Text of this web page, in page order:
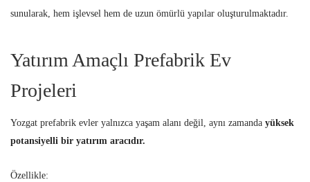
sunularak, hem işlevsel hem de uzun ömürlü yapılar oluşturulmaktadır.
Yatırım Amaçlı Prefabrik Ev
Projeleri
Yozgat prefabrik evler yalnızca yaşam alanı değil, aynı zamanda yüksek
potansiyelli bir yatırım aracıdır.
Özellikle: